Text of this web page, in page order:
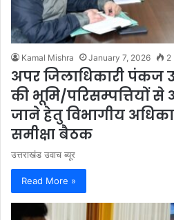
Kamal Mishra January 7, 2026 2
अपर जिलाधिकारी पंकज
की भूमि/परिसम्पत्तियों
जाने हेतु विभागीय
समीक्षा बैठक
उत्तराखंड उवाच ब्यूर
Read More »